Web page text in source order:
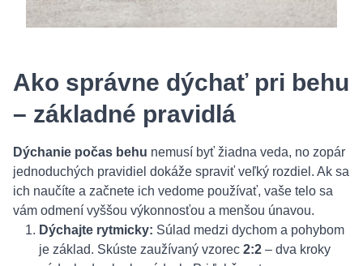
Ako správne dýchať pri behu
– základné pravidlá
Dýchanie počas behu nemusí byť žiadna veda, no zopár
jednoduchých pravidiel dokáže spraviť veľký rozdiel. Ak sa
ich naučíte a začnete ich vedome používať, vaše telo sa
vám odmení vyššou výkonnosťou a menšou únavou.
Dýchajte rytmicky: Súlad medzi dychom a pohybom
je základ. Skúste zaužívaný vzorec 2:2 – dva kroky